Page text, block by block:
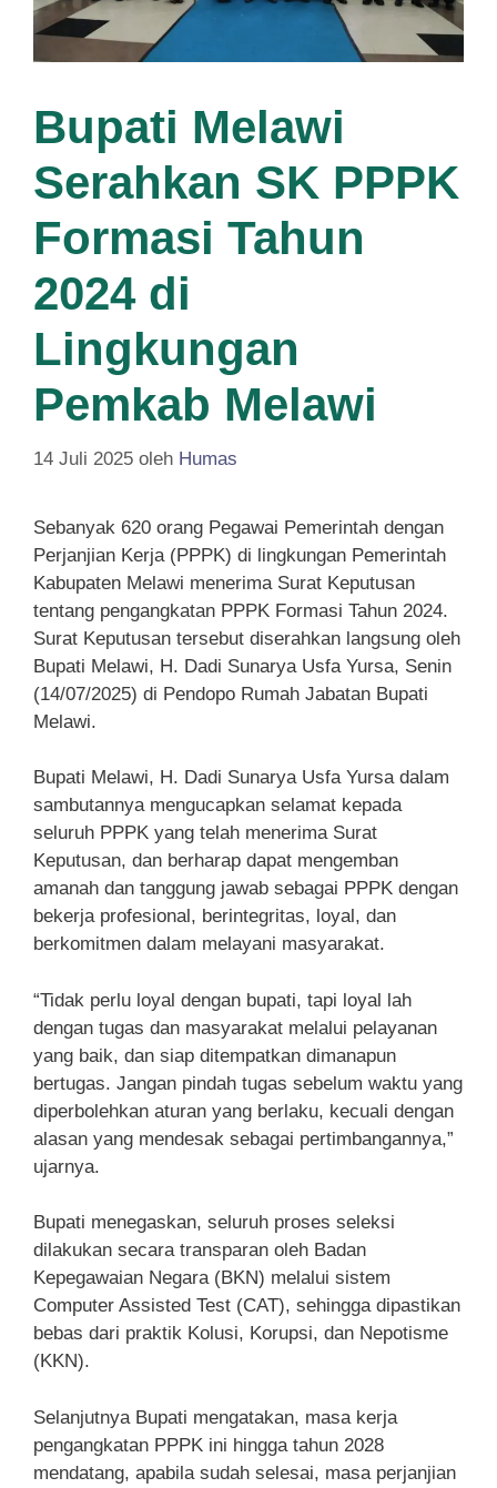
Bupati Melawi
Serahkan SK PPPK
Formasi Tahun
2024 di
Lingkungan
Pemkab Melawi
14 Juli 2025 oleh Humas
Sebanyak 620 orang Pegawai Pemerintah dengan
Perjanjian Kerja (PPPK) di lingkungan Pemerintah
Kabupaten Melawi menerima Surat Keputusan
tentang pengangkatan PPPK Formasi Tahun 2024.
Surat Keputusan tersebut diserahkan langsung oleh
Bupati Melawi, H. Dadi Sunarya Usfa Yursa, Senin
(14/07/2025) di Pendopo Rumah Jabatan Bupati
Melawi.
Bupati Melawi, H. Dadi Sunarya Usfa Yursa dalam
sambutannya mengucapkan selamat kepada
seluruh PPPK yang telah menerima Surat
Keputusan, dan berharap dapat mengemban
amanah dan tanggung jawab sebagai PPPK dengan
bekerja profesional, berintegritas, loyal, dan
berkomitmen dalam melayani masyarakat.
“Tidak perlu loyal dengan bupati, tapi loyal lah
dengan tugas dan masyarakat melalui pelayanan
yang baik, dan siap ditempatkan dimanapun
bertugas. Jangan pindah tugas sebelum waktu yang
diperbolehkan aturan yang berlaku, kecuali dengan
alasan yang mendesak sebagai pertimbangannya,”
ujarnya.
Bupati menegaskan, seluruh proses seleksi
dilakukan secara transparan oleh Badan
Kepegawaian Negara (BKN) melalui sistem
Computer Assisted Test (CAT), sehingga dipastikan
bebas dari praktik Kolusi, Korupsi, dan Nepotisme
(KKN).
Selanjutnya Bupati mengatakan, masa kerja
pengangkatan PPPK ini hingga tahun 2028
mendatang, apabila sudah selesai, masa perjanjian